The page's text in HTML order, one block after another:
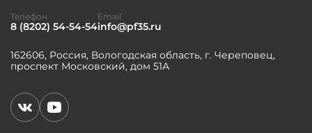
162606, Россия, Вологодская область, г. Череповец,
проспект Московский, дом 51А
Телефон
8 (8202) 54-54-54
Email
info@pf35.ru